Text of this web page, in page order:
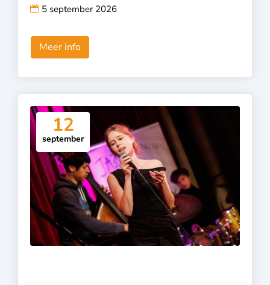
5 september 2026
Meer info
12
september